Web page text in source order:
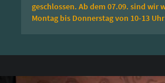
geschlossen. Ab dem 07.09. sind wir
Montag bis Donnerstag von 10-13